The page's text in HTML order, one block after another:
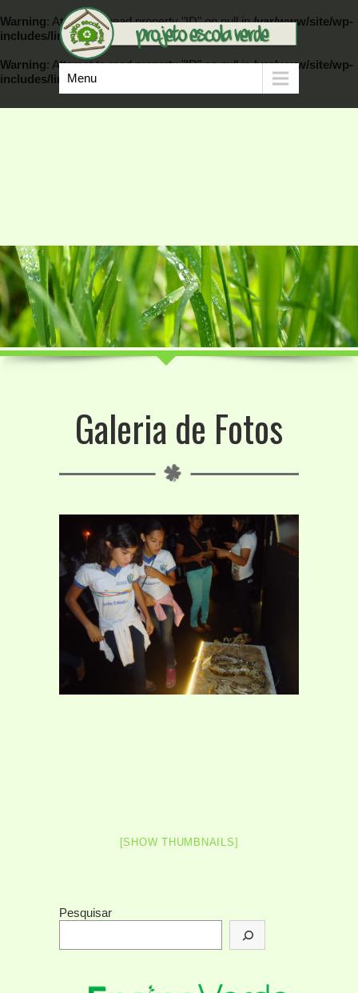
Warning: Attempt to read property "ID" on null in/var/www/site/wp-
includes/link-template.phpon line389
Warning: Attempt to read property "ID" on null in/var/www/site/wp-
includes/link-template.php
Menu
Galeria de Fotos
[SHOW THUMBNAILS]
Pesquisar